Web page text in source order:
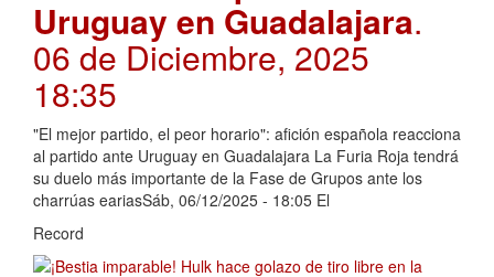
Uruguay en Guadalajara.
06 de Diciembre, 2025
18:35
"El mejor partido, el peor horario": afición española reacciona
al partido ante Uruguay en Guadalajara La Furia Roja tendrá
su duelo más importante de la Fase de Grupos ante los
charrúas eariasSáb, 06/12/2025 - 18:05 El
Record